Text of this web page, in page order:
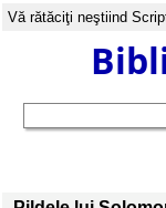
Vă rătăciţi neştiind